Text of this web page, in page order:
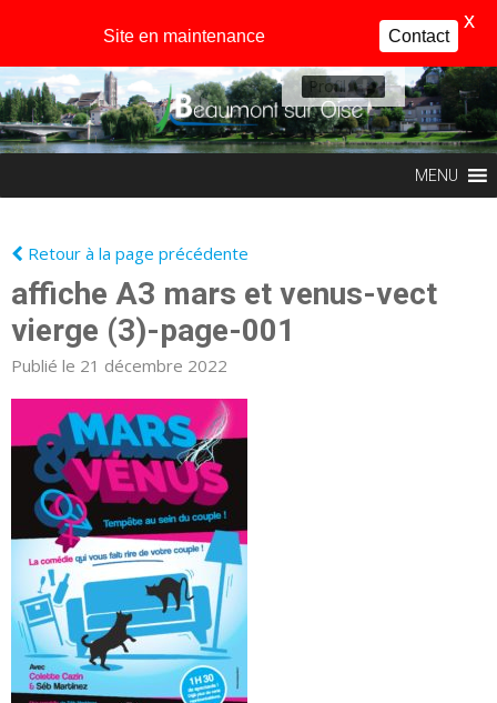
Profil
MENU
Retour à la page précédente
affiche A3 mars et venus-vect
vierge (3)-page-001
Publié le 21 décembre 2022
Site en maintenance Contact
X